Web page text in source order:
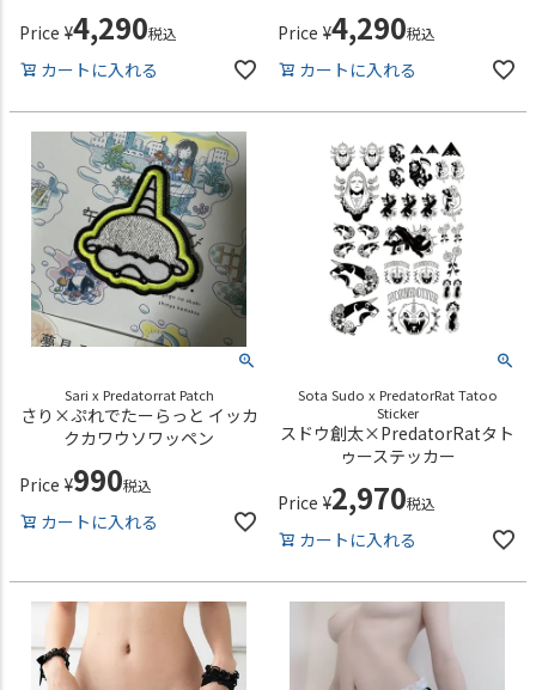
Price ¥4,290税込
カートに入れる
Price ¥4,290税込
カートに入れる
Sari x Predatorrat Patch
さり×ぷれでたーらっと イッカ
クカワウソワッペン
Price ¥990税込
カートに入れる
Sota Sudo x PredatorRat Tatoo
Sticker
スドウ創太×PredatorRatタト
ゥーステッカー
Price ¥2,970税込
カートに入れる